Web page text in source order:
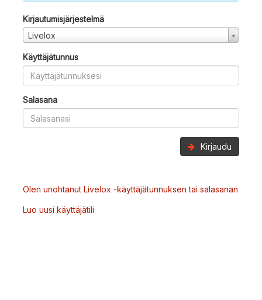
Kirjautumisjärjestelmä
Livelox
Käyttäjätunnus
Salasana
Kirjaudu
Olen unohtanut Livelox -käyttäjätunnuksen tai salasanan
Luo uusi käyttäjätili